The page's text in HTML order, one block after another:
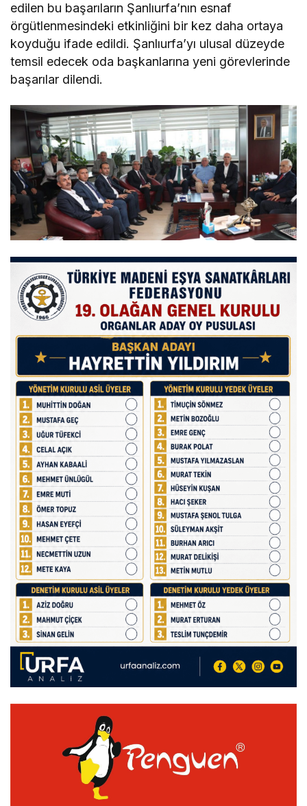
edilen bu başarıların Şanlıurfa’nın esnaf
örgütlenmesindeki etkinliğini bir kez daha ortaya
koyduğu ifade edildi. Şanlıurfa’yı ulusal düzeyde
temsil edecek oda başkanlarına yeni görevlerinde
başarılar dilendi.